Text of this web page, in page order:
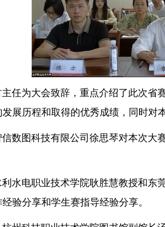
任为大会致辞，重点介绍了此次省
展历程和取得的优秀成绩，同时对
数图科技有限公司徐思琴对本次大
水电职业技术学院耿胜慧教授和东
验分享和学生赛指导经验分享。